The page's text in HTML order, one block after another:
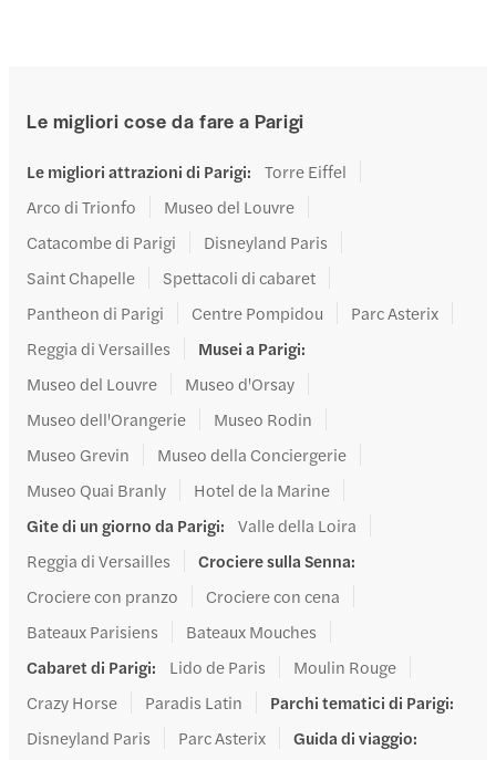
Le migliori cose da fare a Parigi
Le migliori attrazioni di Parigi:
Torre Eiffel
Arco di Trionfo
Museo del Louvre
Catacombe di Parigi
Disneyland Paris
Saint Chapelle
Spettacoli di cabaret
Pantheon di Parigi
Centre Pompidou
Parc Asterix
Reggia di Versailles
Musei a Parigi:
Museo del Louvre
Museo d'Orsay
Museo dell'Orangerie
Museo Rodin
Museo Grevin
Museo della Conciergerie
Museo Quai Branly
Hotel de la Marine
Gite di un giorno da Parigi:
Valle della Loira
Reggia di Versailles
Crociere sulla Senna:
Crociere con pranzo
Crociere con cena
Bateaux Parisiens
Bateaux Mouches
Cabaret di Parigi: Lido de Paris
Moulin Rouge
Crazy Horse
Paradis Latin Parchi tematici di Parigi:
Disneyland Paris
Parc Asterix Guida di viaggio: